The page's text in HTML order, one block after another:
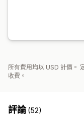
所有費用均以 USD 計價。
收費。
評論(52)